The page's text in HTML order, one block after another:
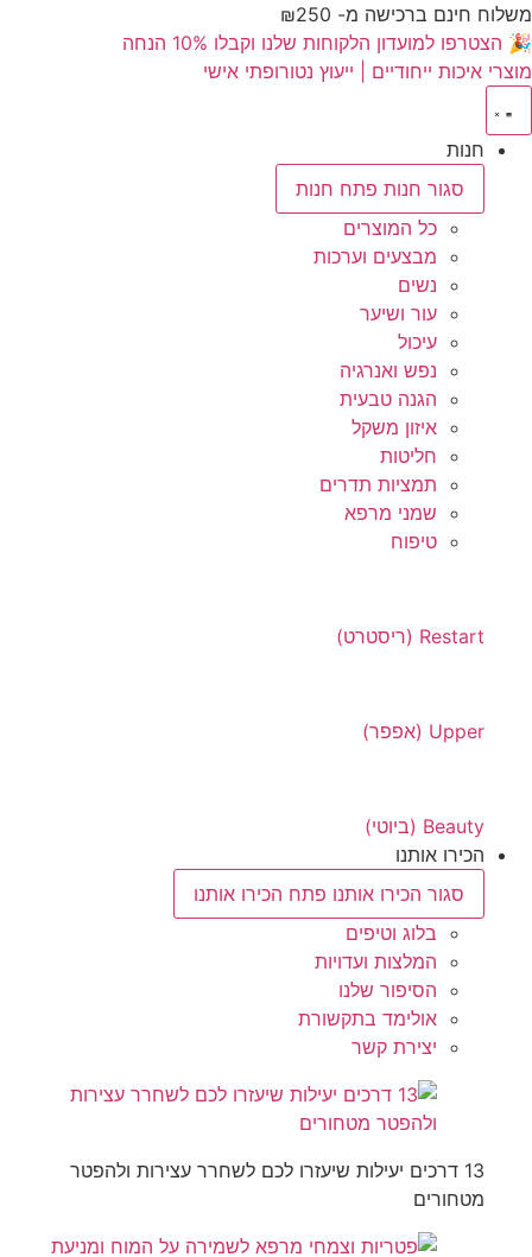
לתוכן
משלוח חינם ברכישה מ- ₪250
🎉 הצטרפו למועדון הלקוחות שלנו וקבלו 10% הנחה
מוצרי איכות ייחודיים | ייעוץ נטורופתי אישי
חנות
סגור חנות פתח חנות
כל המוצרים
מבצעים וערכות
נשים
עור ושיער
עיכול
נפש ואנרגיה
הגנה טבעית
איזון משקל
חליטות
תמציות תדרים
שמני מרפא
טיפוח
Restart (ריסטרט)
Upper (אפפר)
Beauty (ביוטי)
הכירו אותנו
סגור הכירו אותנו פתח הכירו אותנו
בלוג וטיפים
המלצות ועדויות
הסיפור שלנו
אולימד בתקשורת
יצירת קשר
13 דרכים יעילות שיעזרו לכם לשחרר עצירות ולהפטר
מטחורים